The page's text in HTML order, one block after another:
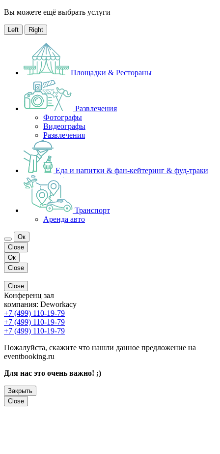
Вы можете ещё выбрать услуги
Left Right
Площадки & Рестораны
Развлечения
Фотографы
Видеографы
Развлечения
Еда и напитки & фан-кейтеринг & фуд-траки
Транспорт
Аренда авто
Ок
Close
Ок
Close
Close
Конференц зал
компания: Deworkacy
+7 (499) 110-19-79
+7 (499) 110-19-79
+7 (499) 110-19-79
Пожалуйста, скажите что нашли данное предложение на
eventbooking.ru
Для нас это очень важно! ;)
Закрыть
Close